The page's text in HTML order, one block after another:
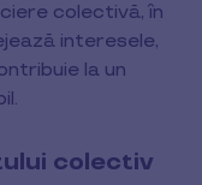
colectivă, în
interesele,
la un
colectiv